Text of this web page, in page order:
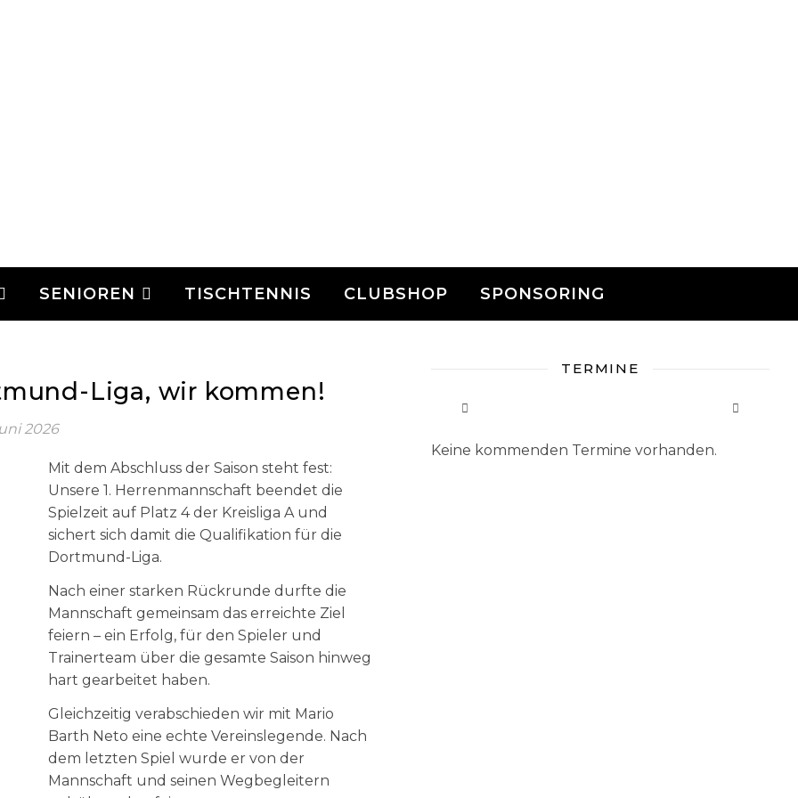
SENIOREN TISCHTENNIS CLUBSHOP SPONSORING
Liga, wir kommen!
2026
Mit dem Abschluss der Saison steht fest:
Unsere 1. Herrenmannschaft beendet die
Spielzeit auf Platz 4 der Kreisliga A und
sichert sich damit die Qualifikation für die
Dortmund-Liga.
Nach einer starken Rückrunde durfte die
Mannschaft gemeinsam das erreichte Ziel
feiern – ein Erfolg, für den Spieler und
Trainerteam über die gesamte Saison hinweg
hart gearbeitet haben.
Gleichzeitig verabschieden wir mit Mario
Barth Neto eine echte Vereinslegende. Nach
dem letzten Spiel wurde er von der
Mannschaft und seinen Wegbegleitern
TERMINE
Keine kommenden Termine vorhanden.